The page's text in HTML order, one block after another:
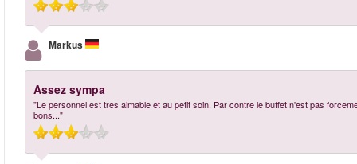
Markus
Assez sympa
"Le personnel est tres aimable et au petit soin. Par contre le buffet n'est pas
bons..."